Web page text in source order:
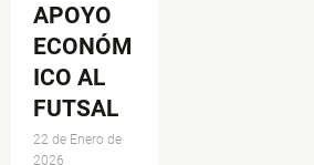
APOYO
ECONÓM
ICO AL
FUTSAL
22 de Enero de
2026